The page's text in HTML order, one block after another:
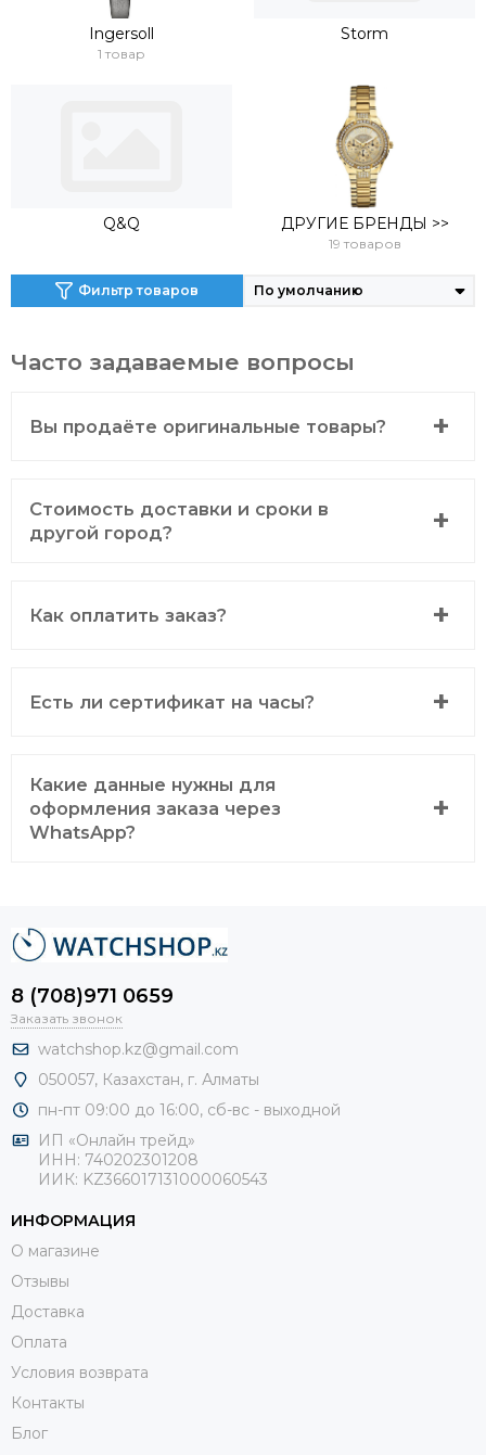
Ingersoll
1 товар
Storm
Q&Q ДРУГИЕ БРЕНДЫ >>
19 товаров
Фильтр товаров
Часто задаваемые вопросы
Вы продаёте оригинальные товары?
Стоимость доставки и сроки в
другой город?
Как оплатить заказ?
Есть ли сертификат на часы?
Какие данные нужны для
оформления заказа через
WhatsApp?
8 (708)971 0659
Заказать звонок
watchshop.kz@gmail.com
050057, Казахстан, г. Алматы
пн-пт 09:00 до 16:00, сб-вс - выходной
ИП «Онлайн трейд»
ИНН: 740202301208
ИИК: KZ366017131000060543
ИНФОРМАЦИЯ
О магазине
Отзывы
Доставка
Оплата
Условия возврата
Контакты
Блог